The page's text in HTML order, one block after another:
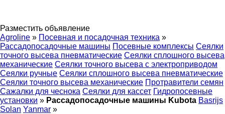
Разместить объявление
Agroline » Посевная и посадочная техника »
Рассадопосадочные машины Посевные комплексы Сеялки
точного высева пневматические Сеялки сплошного высева
механические Сеялки точного высева с электроприводом
Сеялки ручные Сеялки сплошного высева пневматические
Сеялки точного высева механические Протравители семян
Сажалки для чеснока Сеялки для кассет Гидропосевные
установки » Рассадопосадочные машины Kubota Basrijs
Solan Yanmar »